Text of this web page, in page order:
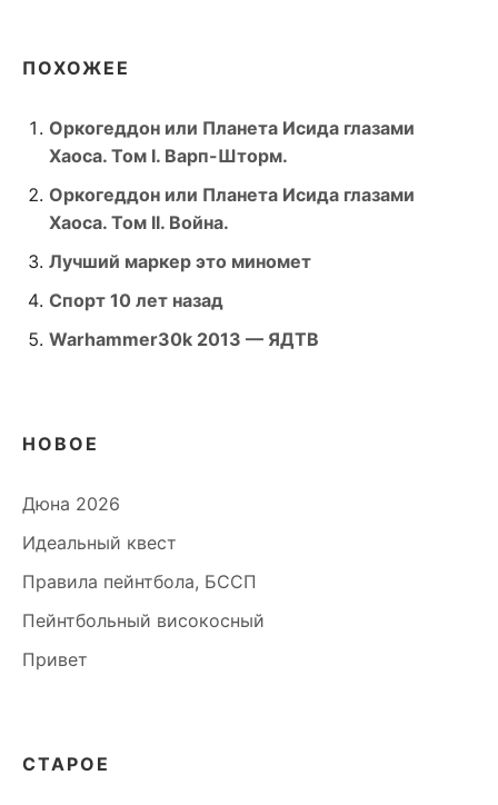
ПОХОЖЕЕ
Оркогеддон или Планета Исида глазами
Хаоса. Том I. Варп-Шторм.
Оркогеддон или Планета Исида глазами
Хаоса. Том II. Война.
Лучший маркер это миномет
Спорт 10 лет назад
Warhammer30k 2013 — ЯДТВ
НОВОЕ
Дюна 2026
Идеальный квест
Правила пейнтбола, БССП
Пейнтбольный високосный
Привет
СТАРОЕ